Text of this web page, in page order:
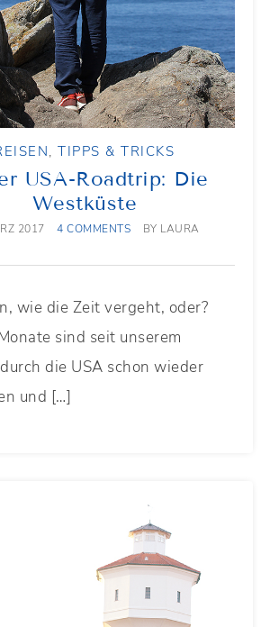
,TIPPS & TRICKS
USA-Roadtrip: Die
Westküste
2017 4 COMMENTS BY LAURA
wie die Zeit vergeht, oder?
sind seit unserem
die USA schon wieder
und […]